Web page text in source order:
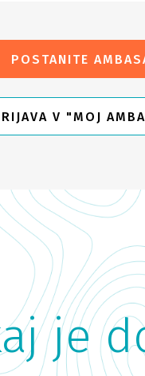
POSTANITE
V "MOJ
je